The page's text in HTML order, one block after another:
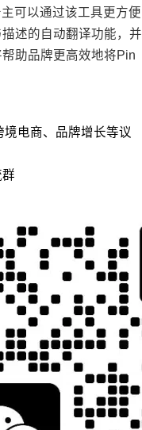
可以通过该工具更方便
述的自动翻译功能，并
助品牌更高效地将Pin
境电商、品牌增长等议